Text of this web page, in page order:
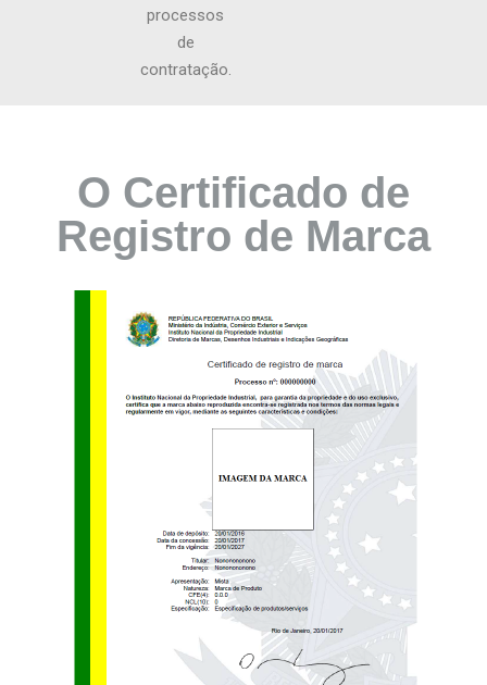
processos
de
contratação.
O Certificado de
Registro de Marca